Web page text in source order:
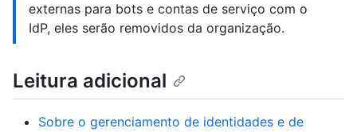
externas para bots e contas de serviço com o
IdP, eles serão removidos da organização.
Leitura adicional
Sobre o gerenciamento de identidades e de